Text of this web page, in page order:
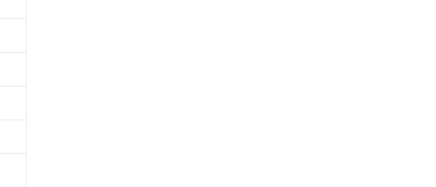
必要な範囲で利用することをご了承くだ
完了までの期間は出荷製品に未対応品が
機種